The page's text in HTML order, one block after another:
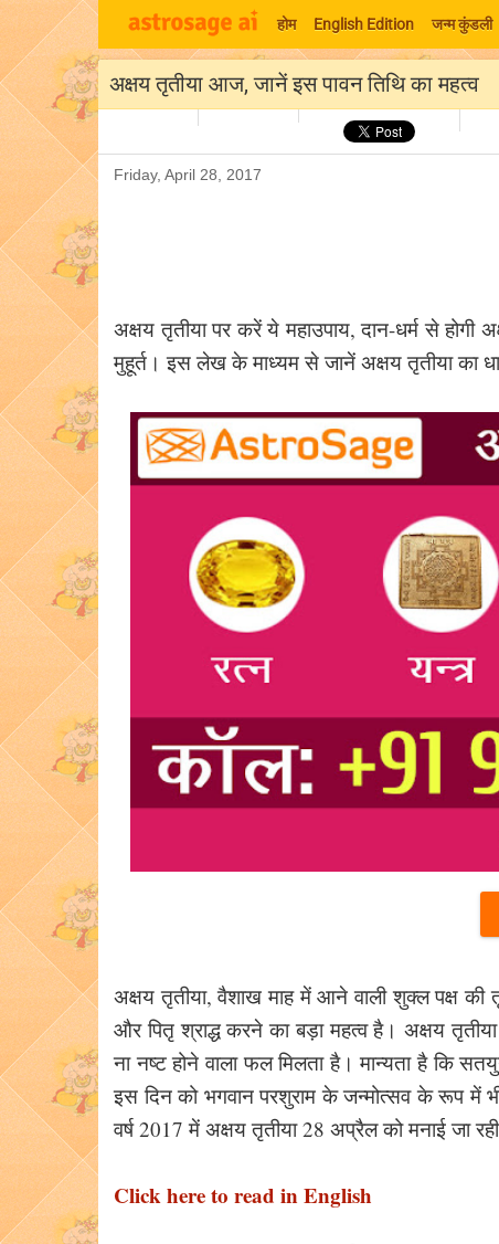
होम English Edition जन्म कुंडली
अक्षय तृतीया आज, जानें इस पावन तिथि का महत्व
Friday, April 28, 2017
अक्षय तृतीया पर करें ये महाउपाय, दान-धर्म से होगी
मुहूर्त। इस लेख के माध्यम से जानें अक्षय तृतीया का
अक्षय तृतीया, वैशाख माह में आने वाली शुक्ल पक्ष की
और पितृ श्राद्ध करने का बड़ा महत्व है। अक्षय
ना नष्ट होने वाला फल मिलता है। मान्यता है कि
इस दिन को भगवान परशुराम के जन्मोत्सव के रूप में
वर्ष 2017 में अक्षय तृतीया 28 अप्रैल को मनाई जा
Click here to read in English